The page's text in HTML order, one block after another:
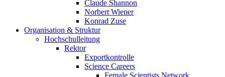
Claude Shannon
Norbert Wiener
Konrad Zuse
Organisation & Struktur
Hochschulleitung
Rektor
Exportkontrolle
Science Careers
Female Scientists Network